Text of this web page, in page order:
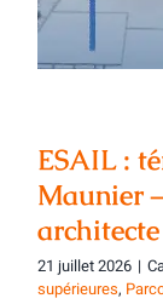
ESAIL :
Maunier
21 juillet 2026 |
supérieures,